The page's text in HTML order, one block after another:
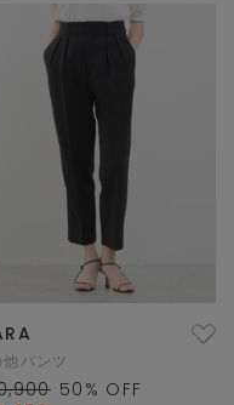
パンツ
50 % OFF